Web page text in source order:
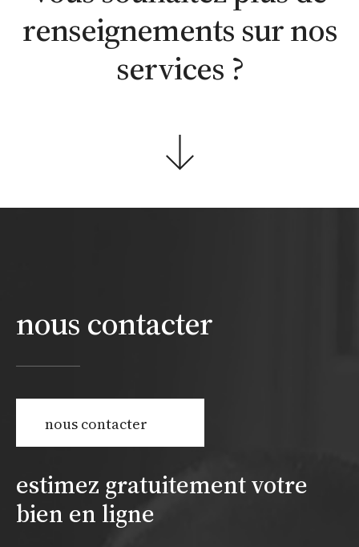
renseignements sur nos
services ?
nous contacter
nous contacter
estimez gratuitement votre
bien en ligne